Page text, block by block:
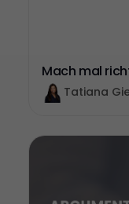
Mach mal
Tatiana